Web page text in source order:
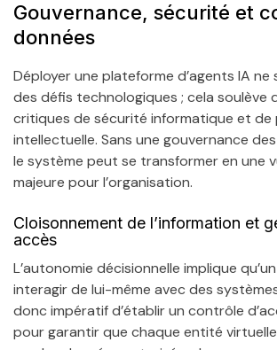
Gouvernance, sécurité et
données
Déployer une plateforme d’agents IA ne
des défis technologiques ; cela soulève
critiques de sécurité informatique et
intellectuelle. Sans une gouvernance
le système peut se transformer en une
majeure pour l’organisation.
Cloisonnement de l’information et
accès
L’autonomie décisionnelle implique
interagir de lui-même avec des
donc impératif d’établir un contrôle
pour garantir que chaque entité